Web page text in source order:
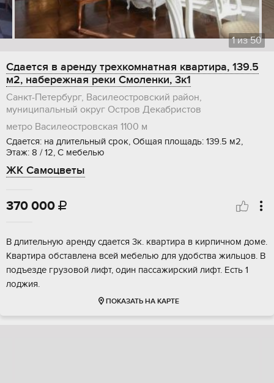
1из50
Сдается в аренду трехкомнатная квартира, 139.5
м2, набережная реки Смоленки, 3к1
Санкт-Петербург, Василеостровский район,
муниципальный округ Остров Декабристов
метро Василеостровская 1100 м
Сдается: на длительный срок, Общая площадь: 139.5 м2,
Этаж: 8 / 12, С мебелью
ЖК Самоцветы
370 000 
В длительную аренду сдается 3к. квартира в кирпичном доме.
Квартира обставлена всей мебелью для удобства жильцов. В
подъезде грузовой лифт, один пассажирский лифт. Есть 1
лоджия.
ПОКАЗАТЬ НА КАРТЕ